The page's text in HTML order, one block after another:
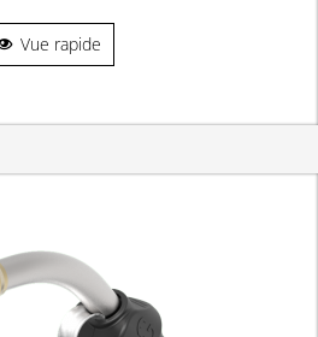
Vue rapide